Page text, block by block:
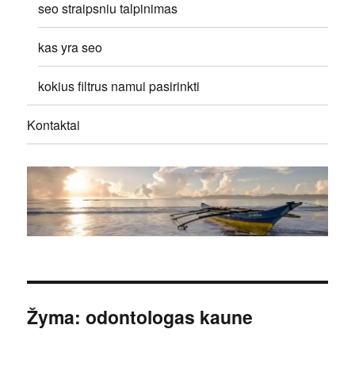
seo straipsniu talpinimas
kas yra seo
kokius filtrus namui pasirinkti
Kontaktai
Žyma:odontologas kaune